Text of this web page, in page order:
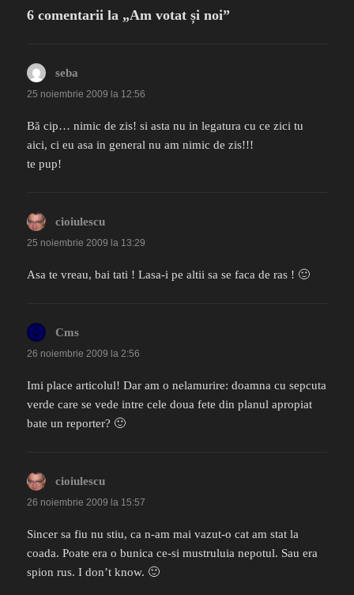
6 comentarii la „Am votat și noi”
seba
25 noiembrie 2009 la 12:56
Bă cip… nimic de zis! si asta nu in legatura cu ce zici tu
aici, ci eu asa in general nu am nimic de zis!!!
te pup!
cioiulescu
25 noiembrie 2009 la 13:29
Asa te vreau, bai tati ! Lasa-i pe altii sa se faca de ras ! 🙂
Cms
26 noiembrie 2009 la 2:56
Imi place articolul! Dar am o nelamurire: doamna cu sepcuta
verde care se vede intre cele doua fete din planul apropiat
bate un reporter? 🙂
cioiulescu
26 noiembrie 2009 la 15:57
Sincer sa fiu nu stiu, ca n-am mai vazut-o cat am stat la
coada. Poate era o bunica ce-si mustruluia nepotul. Sau era
spion rus. I don’t know. 🙂